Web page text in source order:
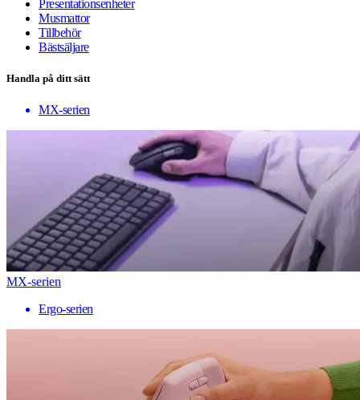
Presentationsenheter
Musmattor
Tillbehör
Bästsäljare
Handla på ditt sätt
MX-serien
MX-serien
Ergo-serien